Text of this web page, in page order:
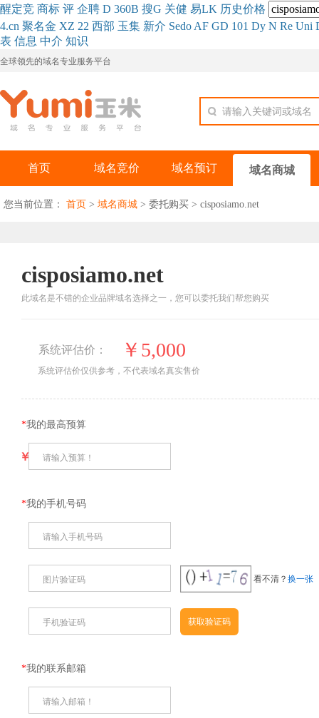
醒定竞 商标 评 企聘 D 360B 搜G 关健 易LK 历史价格
4.cn 聚名金 XZ 22 西部 玉集 新介 Sedo AF GD 101 Dy N Re Uni
表 信息 中介 知识